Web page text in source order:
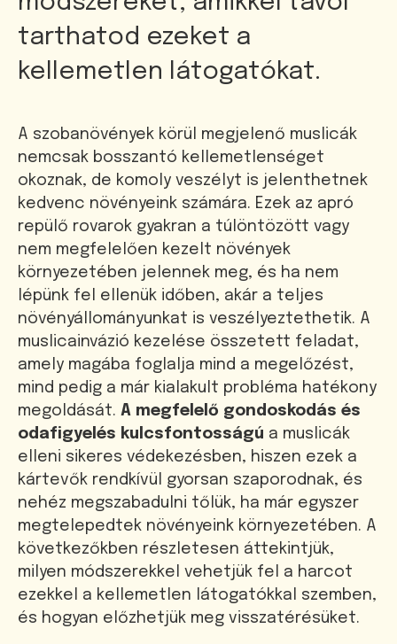
tarthatod ezeket a
kellemetlen látogatókat.
A szobanövények körül megjelenő muslicák
nemcsak bosszantó kellemetlenséget
okoznak, de komoly veszélyt is jelenthetnek
kedvenc növényeink számára. Ezek az apró
repülő rovarok gyakran a túlöntözött vagy
nem megfelelően kezelt növények
környezetében jelennek meg, és ha nem
lépünk fel ellenük időben, akár a teljes
növényállományunkat is veszélyeztethetik. A
muslicainvázió kezelése összetett feladat,
amely magába foglalja mind a megelőzést,
mind pedig a már kialakult probléma hatékony
megoldását. A megfelelő gondoskodás és
odafigyelés kulcsfontosságú a muslicák
elleni sikeres védekezésben, hiszen ezek a
kártevők rendkívül gyorsan szaporodnak, és
nehéz megszabadulni tőlük, ha már egyszer
megtelepedtek növényeink környezetében. A
következőkben részletesen áttekintjük,
milyen módszerekkel vehetjük fel a harcot
ezekkel a kellemetlen látogatókkal szemben,
és hogyan előzhetjük meg visszatérésüket.